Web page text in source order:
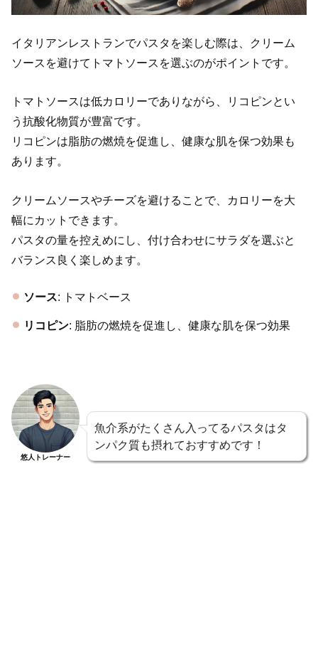
イタリアンレストランでパスタを楽しむ際は、クリーム
ソースを避けてトマトソースを選ぶのがポイントです。
トマトソースは低カロリーでありながら、リコピンとい
う抗酸化物質が豊富です。
リコピンは脂肪の燃焼を促進し、健康な肌を保つ効果も
あります。
クリームソースやチーズを避けることで、カロリーを大
幅にカットできます。
パスタの量を控えめにし、付け合わせにサラダを選ぶと
バランス良く楽しめます。
ソース: トマトベース
リコピン: 脂肪の燃焼を促進し、健康な肌を保つ効果
悠人トレーナー
魚介系がたくさん入ってるパスタはタ
ンパク質も摂れておすすめです！